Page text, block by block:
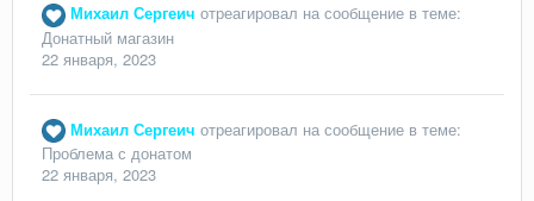
Михаил Сергеич отреагировал на сообщение в теме:
Донатный магазин
22 января, 2023
Михаил Сергеич отреагировал на сообщение в теме:
Проблема с донатом
22 января, 2023